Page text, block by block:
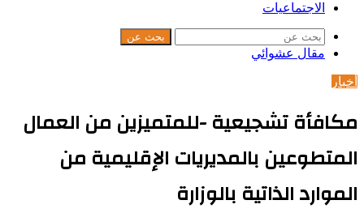
الاجتماعيات
بحث عن
مقال عشوائي
أخبار
مكافأة تشجيعية -للمتميزين من العمال
المتطوعين بالمديريات الإقليمية من
الموارد الذاتية بالوزارة